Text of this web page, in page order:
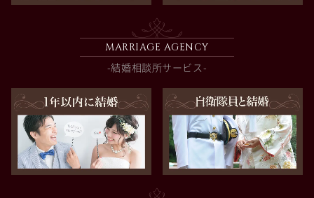
MARRIAGE AGENCY
-結婚相談所サービス-